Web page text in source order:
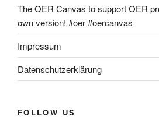
The OER Canvas to support OER
own version! #oer #oercanvas
Impressum
Datenschutzerklärung
FOLLOW US